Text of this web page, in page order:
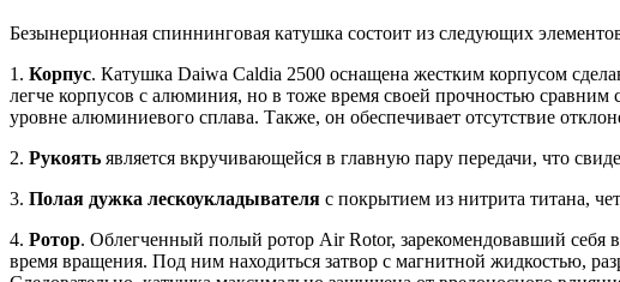
Безынерционная спиннинговая катушка состоит из следующих
1. Корпус. Катушка Daiwa Caldia 2500 оснащена жестким корпусом
легче корпусов с алюминия, но в тоже время своей прочностью
уровне алюминиевого сплава. Также, он обеспечивает отсутствие
2. Рукоять является вкручивающейся в главную пару передачи, что
3. Полая дужка лескоукладывателя с покрытием из нитрита титана,
4. Ротор. Облегченный полый ротор Air Rotor, зарекомендовавший себя
время вращения. Под ним находиться затвор с магнитной жидкостью,